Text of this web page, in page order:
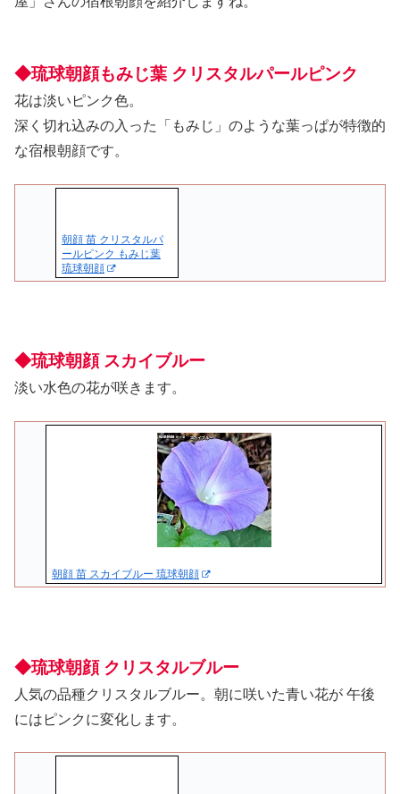
◆琉球朝顔もみじ葉 クリスタルパールピンク
花は淡いピンク色。
深く切れ込みの入った「もみじ」のような葉っぱが特徴的
な宿根朝顔です。
朝顔 苗 クリスタルパ
ールピンク もみじ葉
琉球朝顔
◆琉球朝顔 スカイブルー
淡い水色の花が咲きます。
朝顔 苗 スカイブルー 琉球朝顔
◆琉球朝顔 クリスタルブルー
人気の品種クリスタルブルー。朝に咲いた青い花が 午後
にはピンクに変化します。